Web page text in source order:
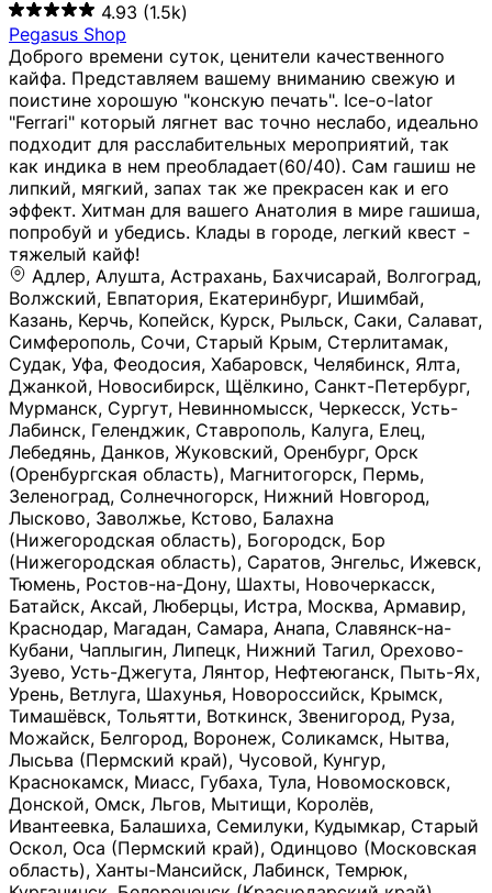
4.93 (1.5k)
Pegasus Shop
Доброго времени суток, ценители качественного
кайфа. Представляем вашему вниманию свежую и
поистине хорошую "конскую печать". Ice-o-lator
"Ferrari" который лягнет вас точно неслабо, идеально
подходит для расслабительных мероприятий, так
как индика в нем преобладает(60/40). Сам гашиш не
липкий, мягкий, запах так же прекрасен как и его
эффект. Хитман для вашего Анатолия в мире гашиша,
попробуй и убедись. Клады в городе, легкий квест -
тяжелый кайф!
Адлер, Алушта, Астрахань, Бахчисарай, Волгоград, Волжский, Евпатория, Екатеринбург, Ишимбай, Казань, Керчь, Копейск, Курск, Рыльск, Саки, Салават, Симферополь, Сочи, Старый Крым, Стерлитамак, Судак, Уфа, Феодосия, Хабаровск, Челябинск, Ялта, Джанкой, Новосибирск, Щёлкино, Санкт-Петербург, Мурманск, Сургут, Невинномысск, Черкесск, Усть-Лабинск, Геленджик, Ставрополь, Калуга, Елец, Лебедянь, Данков, Жуковский, Оренбург, Орск (Оренбургская область), Магнитогорск, Пермь, Зеленоград, Солнечногорск, Нижний Новгород, Лысково, Заволжье, Кстово, Балахна (Нижегородская область), Богородск, Бор (Нижегородская область), Саратов, Энгельс, Ижевск, Тюмень, Ростов-на-Дону, Шахты, Новочеркасск, Батайск, Аксай, Люберцы, Истра, Москва, Армавир, Краснодар, Магадан, Самара, Анапа, Славянск-на-Кубани, Чаплыгин, Липецк, Нижний Тагил, Орехово-Зуево, Усть-Джегута, Лянтор, Нефтеюганск, Пыть-Ях, Урень, Ветлуга, Шахунья, Новороссийск, Крымск, Тимашёвск, Тольятти, Воткинск, Звенигород, Руза, Можайск, Белгород, Воронеж, Соликамск, Нытва, Лысьва (Пермский край), Чусовой, Кунгур, Краснокамск, Миасс, Губаха, Тула, Новомосковск, Донской, Омск, Льгов, Мытищи, Королёв, Ивантеевка, Балашиха, Семилуки, Кудымкар, Старый Оскол, Оса (Пермский край), Одинцово (Московская область), Ханты-Мансийск, Лабинск, Темрюк, Курганинск, Белореченск (Краснодарский край), Алупкa, Губкин, Рязань, Калининград, Усть-Илимск, Фрязино, Минеральные Воды, Пятигорск, Кострома, Ярославль, Коркино, Верхняя Пышма, Подольск, Красноярск, Смоленск, Долгопрудный, Чебоксары, Калачинск, Канск, Киров (Кировская область), Вологда, Рославль, Владивосток, Обнинск, Балабаново (Калужская область), Малоярославец, Брянск, Видное, Ярцево, Вязьма, Гагарин, Приволжск, Фурманов, Чайковский, Кинешма, Горячий Ключ, Улан-Удэ, Туймазы, Дюртюли, Альметьевск, Нефтекамск, Хадыженск, Апшеронск, Майкоп, Уссурийск, Ульяновск, Гатчина, Луга (Ленинградская область), Надым, Ногинск, Электросталь, Железнодорожный (Московская область), Бутурлиновка, Кириллов, Краснознаменск (Калиниградская область), Мышкин, Томмот, Холм, Абакан, Абдулино, Агидель, Агрыз, Адыгейск, Азнакаево, Алатырь, Алдан, Алейск, Александров, Александровск, Алексеевка (Белгородская обл.), Алексин, Амурск, Анадырь, Ангарск, Андреаполь, Анжеро-Судженск, Анива, Апатиты, Арамиль, Ардон, Арзамас, Аркадак, Арсеньев, Артём, Артёмовский, Архангельск, Асбест, Асино, Аткарск, Ахтубинск, Аша, Бабаево (Вологодская область), Бавлы (Республика Татарстан), Байкальск, Бакал, Баксан, Балаклава, Балаково (Саратовская область), Балашов (Саратовская область), Балтийск, Барабинск, Барнаул, Барыш (Ульяновская область), Бежецк, Белая Калитва (Ростовская область), Белебей, Белогорск (Крым), Белозерск, Белокуриха, Беломорск, Белоозёрский (Московская область), Белорецк (Республика Башкортостан), Кызыл, Белоярский (Ханты-Мансийский АО), Бердск, Березники (Пермский край), Берёзовский (Кемеровская область), Берёзовский (Свердловская область), Беслан, Бийск, Бикин, Билибино, Биробиджан, Благовещенск (Амурская область), Благовещенск (Башкортостан), Бобров, Богородицк, Боготол, Богучар, Бокситогорск (Ленинградская область), Бологое (Тверская область), Болхов, Большой Камень (Приморский край), Борисоглебск (Воронежская область), Боровичи (Новгородская область), Боровск, Бородино, Братск, Бронницы (Московская область), Бугульма (Республика Татарстан), Бугуруслан (Оренбургская область), Буинск, Буй, Буйнакск, Валдай, Валуйки, Велиж, Великие Луки, Великий Новгород, Великий Устюг, Вельск, Венёв, Верещагино, Верхнеуральск, Верхний Уфалей, Верхняя Салда, Верхняя Тура, Весьегонск, Вилючинск, Вихоревка, Вичуга, Владикавказ, Волгодонск, Волгореченск, Володарск, Волосово, Волчанск, Вольск, Воркута, Ворсма, Всеволожск (Ленинградская область), Вуктыл, Выкса, Высоковск, Высоцк, Вытегра, Вышний Волочёк, Вяземский, Вязники, Вятские Поляны, Нея, Шилка, Гаврилов Посад, Гаврилов-Ям, Гай, Галич, Гдов, Голицыно, Горно-Алтайск, Горнозаводск, Горняк, Городец, Гороховец, Гремячинск, Грозный, Грязи, Грязовец, Губкинский, Гуково, Гулькевичи, Гурьевск (Калининградская область), Гурьевск (Кемеровская область), Гусев, Гусь-Хрустальный, Давлеканово, Далматово, Дальнегорск, Дегтярск, Дедовск, Демидов, Дербент, Десногорск, Дзержинск, Дзержинский (Московская область), Дивногорск, Димитровград, Дмитровск, Дно, Добрянка, Долинск, Домодедово, Донецк (ДНР), Дорогобуж, Дрезна, Дубна, Дудинка, Духовщина, Дятьково, Егорьевск, Елабуга, Елизово, Ельня (Будет изменено название), Емва, Енисейск, Ермолино, Ершов, Ессентуки, Ефремов, Железноводск, Железногорск (Красноярский край), Железногорск (Курская область), Железногорск-Илимский, Жигулёвск, Жиздра, Жирновск, Жуков, Жуковка, Заводоуковск, Заволжск, Задонск, Заинск, Заозёрный, Заозёрск, Западная Двина, Заполярный, Зарайск, Заречный (Пензенская область), Заречный (Свердловская область), Заринск, Звенигово, Зверево, Зеленогорск ( Ленинградская обл. ), Зеленоградск, Зеленодольск, Зеленокумск, Зерноград, Зима, Змеиногорск, Зубцов, Ивангород, Иваново, Ивдель, Избербаш, Изобильный, Иланский, Инза, Инкерман, Инта, Ипатово, Искитим, Йошкар-Ола, Кадников, Калач, Калач-на-Дону, Калининск, Калтан, Калязин, Камбарка, Каменка (Пензенская область), Каменногорск (Ленинградская область), Каменск-Уральский, Каменск-Шахтинский, Камень-на-Оби, Камешково, Камышин, Канаш, Кандалакша, Карабаново, Карабаш, Карачаевск, Каргат, Каргополь, Карпинск, Карталы, Касимов, Касли, Каспийск, Катав-Ивановск, Катайск, Качканар, Кашин, Кашира, Кемерово, Кемь, Кизел, Кизилюрт, Кизляр, Кимовск, Кимры, Кингисепп, Кинель, Киреевск, Киренск, Киржач, Кириши, Кирово-Чепецк, Кировск (Ленинградская область), Кировск (Мурманская область), Кирсанов, Киселёвск, Кисловодск, Климовск, Клинцы, Княгинино, Ковдор, Ковров, Когалым, Козельск, Козьмодемьянск, Кола, Кологрив, Колпашево, Колпино, Кольчугино, Комсомольск, Комсомольск-на-Амуре, Конаково, Кондопога, Кондрово, Константиновск, Кораблино, Кореновск, Корсаков, Коряжма, Костерёво, Костомукша, Котельники, Котельниково, Котельнич, Котлас, Котовск, Кохма, Красноармейск (Московская область), Краснозаводск, Краснознаменск (Московская область), Краснокаменск, Краснослободск (Волгоградская область), Краснотурьинск, Красноуральск, Красный Сулин, Кремёнки, Кропоткин, Кубинка, Кувшиново (Тверская область), Кудрово, Кулебаки, Кумертау, Курлово, Куровское, Куртамыш, Курчатов, Куса, Кушва, Кыштым, Лабытнанги, Лагань, Лаишево (Республика Татарстан), Лакинск, Лангепас, Лахденпохья, Ленинск-Кузнецкий, Ленск (Республика Саха), Лермонтов (Ставропольский край), Лесозаводск (Приморский край), Лесосибирск, Ливны (Орловская область), Ликино-Дулёво, Липки (Тульская область), Лиски (Воронежская область), Лихославль, Лодейное Поле, Ломоносов (Санкт-Петербург), Лосино-Петровский, Лукоянов, Луховицы, Лыткарино, Любань (Ленинградская область), Любим, Людиново, Магас, Майский, Макаров, Малая Вишера, Малгобек, Мамадыш, Мамоново, Мантурово, Маркс, Махачкала, Мглин, Мегион, Медвежьегорск, Медногорск, Медынь, Меленки, Мелеуз, Менделеевск, Мещовск, Микунь, Миллерово, Минусинск, Миньяр, Мирный (Архангельская область), Мирный (Якутия), Михайловка (Город), Михайловск (Свердловская область), Михайловск (Ставропольский край), Могоча, Можга, Моздок, Мончегорск, Морозовск, Моршанск, Мосальск, Муравленко, Мурино, Муром, Мценск, Мыски, Набережные Челны, Навашино (Нижегородская область), Назарово (Красноярский край), Назрань, Нальчик, Наро-Фоминск, Нарткала, Нарьян-Мар, Находка, Невель (Псковская область), Невельск, Невьянск, Нелидово (Тверская область), Неман, Нерехта (Костромская область), Нерюнгри, Нестеров, Нефтегорск (Самарская область), Нефтекумск, Нижневартовск, Нижнекамск (Республика Татарстан), Нижнеудинск, Нижние Серги, Нижний Ломов, Нижняя Тура, Николаевск-на-Амуре, Никольск (Вологодская область), Никольск (Пензенская область), Новая Ладога, Новая Ляля, Новоалександровск, Новоалтайск, Нововоронеж, Новодвинск, Новозыбков, Новокубанск, Новокуйбышевск, Новомичуринск, Новопавловск, Новоржев, Новосокольники, Новотроицк, Новоульяновск, Новоуральск, Новохопёрск, Новочебоксарск, Новошахтинск, Новый Оскол, Новый Уренгой, Норильск, Нурлат, Нягань, Нязепетровск, Няндома, Облучье, Обоянь, Озёрск (Калининградская область), Озёрск (Челябинская область), Озёры, Октябрьск (Самарская область), Октябрьский (Башкортостан), Окуловка (Новгородская область), Оленегорск, Олонец, Онега, Опочка, Осинники, Осташков, Остров, Острогожск, Отрадный, Оха, Павлово, Павловск (Воронежская область), Павловск (Санкт-Петербург), Павловский Посад, Партизанск, Певек, Пенза, Первоуральск, Перевоз, Пересвет, Переславль-Залесский, Пестово (Новгородская область), Петрозаводск, Петропавловск-Камчатский, Печоры, Пикалёво, Пионерский, Питкяранта, Плавск, Плёс, Подпорожье, Покачи, Покров, Покровск, Полесск, Полысаево, Полярные Зори, Полярный, Поронайск, Порхов, Похвистнево, Почеп, Починок, Пошехонье, Правдинск, Приморск (Калининградская область), Приморско-Ахтарск, Приозерск, Прокопьевск, Протвино, Прохладный, Пугачёв, Пудож, Пустошка, Пушкино, Пущино, Пыталово, Радужный (Владимирская область), Радужный (Ханты-Мансийский АО), Райчихинск, Раменское, Рассказово, Ревда, Реж, Реутов, Родники, Россошь, Ростов (Ярославская обл.), Рошаль, Ртищево, Рубцовск, Рузаевка, Рыбинск, Рыбное, Ряжск, Салехард, Сальск, Саранск, Сарапул, Саров, Сасово, Сатка, Сафоново, Саяногорск, Саянск, Светлогорск, Светлоград, Светлый, Светогорск (Ленинградская область), Свободный, Себеж, Северобайкальск, Северодвинск, Североуральск, Сегежа, Семикаракорск, Сенгилей, Серафимович, Сергач, Сергиев Посад, Сердобск, Сертолово (Ленинградская область), Сестрорецк (Ленинградская область), Сибай, Скопин, Славгород, Сланцы, Слободской, Слюдянка, Собинка, Советск (Кировская область), Советск (Калининградская область), Советск (Тульская область), Советская Гавань, Советский (Ханты-Мансийский АО), Сокол (Вологодская область), Солигалич, Соль-Илецк, Сольцы, Сортавала, Сосенский, Сосновоборск, Сосновый Бор (Ленинградская область), Сосногорск, Спас-Клепики, Спасск-Рязанский, С